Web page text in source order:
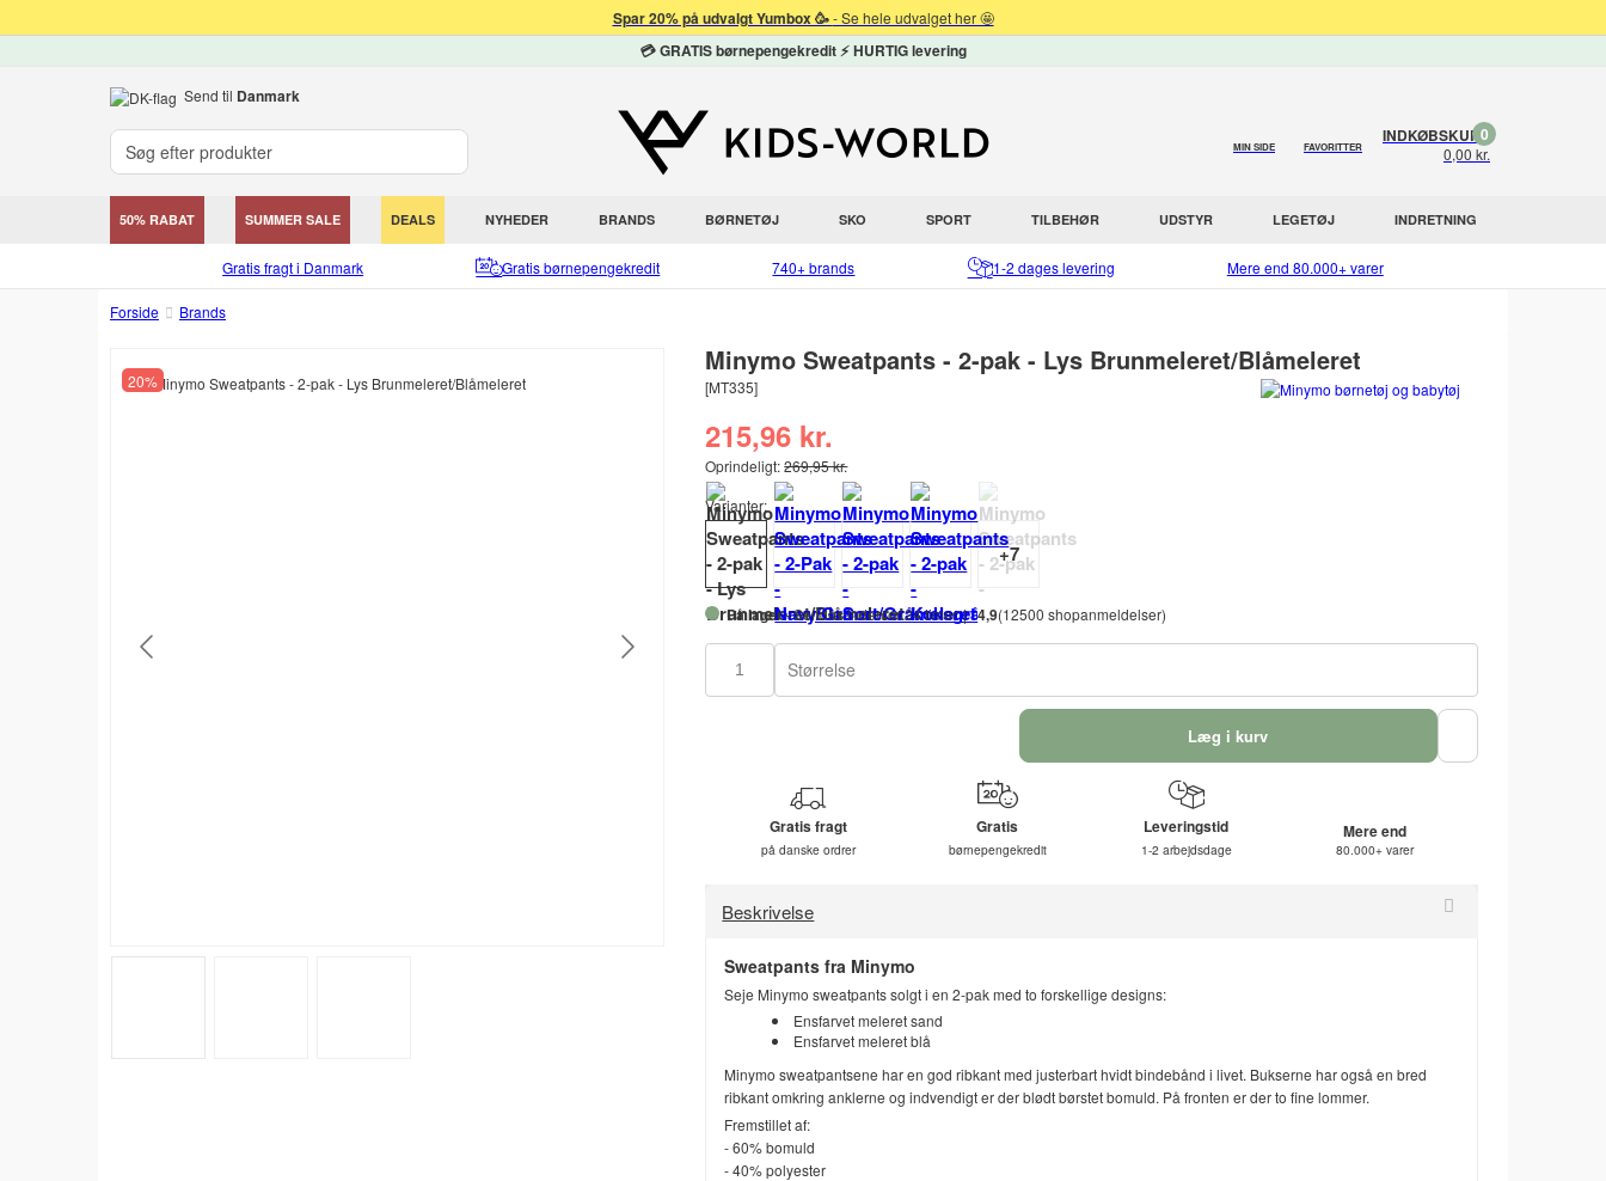
Spar 20% på udvalgt Yumbox 🥳- Se hele udvalget her 🤩
💳 GRATIS børnepengekredit ⚡ HURTIG levering
Send til Danmark
MIN SIDE FAVORITTER
INDKØBSKURV
0,00 kr.
0
50% RABAT SUMMER SALE DEALS NYHEDER BRANDS BØRNETØJ SKO SPORT TILBEHØR UDSTYR LEGETØJ INDRETNING
Gratis fragt i Danmark Gratis børnepengekredit 740+ brands 1-2 dages levering Mere end 80.000+ varer
Forside Brands
20%
Minymo Sweatpants - 2-pak - Lys Brunmeleret/Blåmeleret
[MT335]
215,96 kr.
Oprindeligt:269,95 kr.
Varianter:
På lager- Sendes indenfor 24 timer 4,9(12500 shopanmeldelser)
Størrelse
Læg i kurv
Gratis fragt
på danske ordrer
Gratis
børnepengekredit
Leveringstid
1-2 arbejdsdage
Mere end
80.000+ varer
Beskrivelse
Sweatpants fra Minymo
Seje Minymo sweatpants solgt i en 2-pak med to forskellige designs:
Ensfarvet meleret sand
Ensfarvet meleret blå
Minymo sweatpantsene har en god ribkant med justerbart hvidt bindebånd i livet. Bukserne har også en bred
ribkant omkring anklerne og indvendigt er der blødt børstet bomuld. På fronten er der to fine lommer.
Fremstillet af:
- 60% bomuld
- 40% polyester